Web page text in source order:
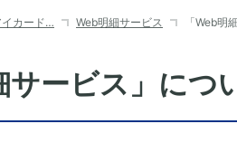
イカード… Web明細サービス 「Web明
サービス」につ